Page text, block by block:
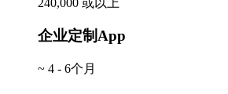
企业定制App
~ 4 - 6个月